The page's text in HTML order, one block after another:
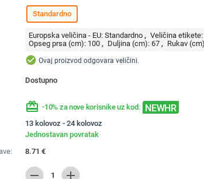
Standardno
Europska veličina - EU: Standardno Veličina etikete:
Opseg prsa (cm): 100 Duljina (cm): 67 Rukav
check_circle Ovaj proizvod odgovara veličini.
Dostupno
redeem -10% za nove korisnike uz kod: NEWHR
13 kolovoz - 24 kolovoz
Jednostavan povratak
8.71 €
remove 1 add